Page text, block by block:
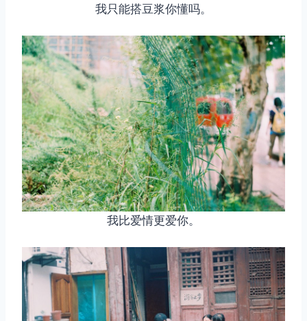
我只能搭豆浆你懂吗。
我比爱情更爱你。
取消 搜索